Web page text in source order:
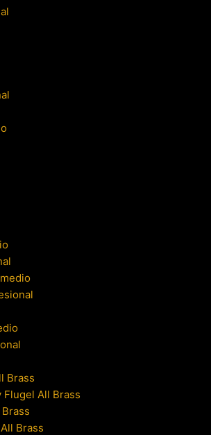
Brass
Flugel All Brass
Brass